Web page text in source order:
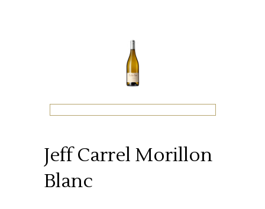
Jeff Carrel Morillon
Blanc